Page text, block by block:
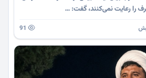
رعایت نمی‌کنند، گفت: …